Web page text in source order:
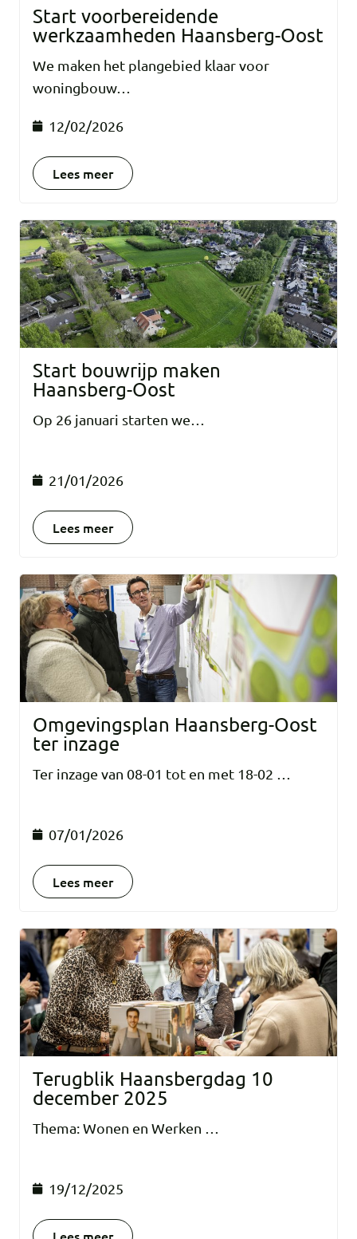
Start voorbereidende
werkzaamheden Haansberg-Oost
We maken het plangebied klaar voor
woningbouw…
12/02/2026
Lees meer
Start bouwrijp maken
Haansberg-Oost
Op 26 januari starten we…
21/01/2026
Lees meer
Omgevingsplan Haansberg-Oost
ter inzage
Ter inzage van 08-01 tot en met 18-02 …
07/01/2026
Lees meer
Terugblik Haansbergdag 10
december 2025
Thema: Wonen en Werken …
19/12/2025